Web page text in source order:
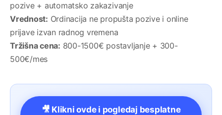
pozive + automatsko zakazivanje
Vrednost: Ordinacija ne propušta pozive i online
prijave izvan radnog vremena
Tržišna cena: 800-1500€ postavljanje + 300-
500€/mes
🎥 Klikni ovde i pogledaj besplatne